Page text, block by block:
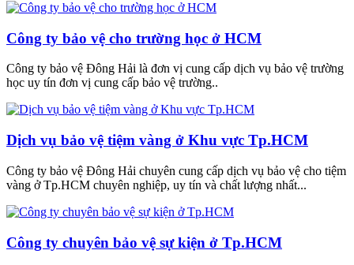
Công ty bảo vệ cho trường học ở HCM
Công ty bảo vệ Đông Hải là đơn vị cung cấp dịch vụ bảo vệ trường
học uy tín đơn vị cung cấp bảo vệ trường..
Dịch vụ bảo vệ tiệm vàng ở Khu vực Tp.HCM
Công ty bảo vệ Đông Hải chuyên cung cấp dịch vụ bảo vệ cho tiệm
vàng ở Tp.HCM chuyên nghiệp, uy tín và chất lượng nhất...
Công ty chuyên bảo vệ sự kiện ở Tp.HCM